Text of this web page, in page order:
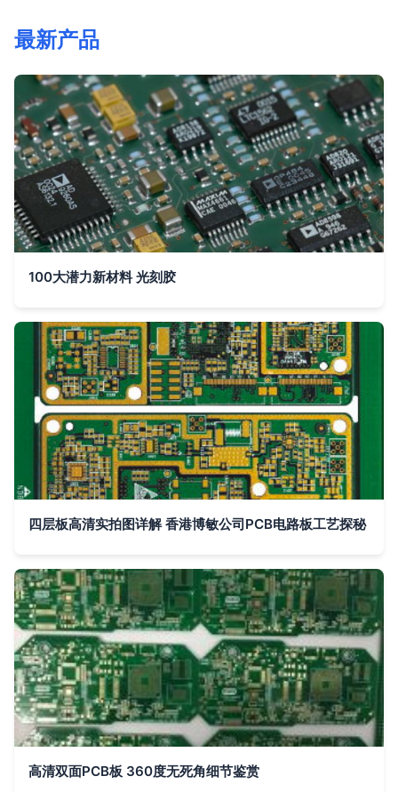
最新产品
100大潜力新材料 光刻胶
四层板高清实拍图详解 香港博敏公司PCB电路板工艺探秘
高清双面PCB板 360度无死角细节鉴赏